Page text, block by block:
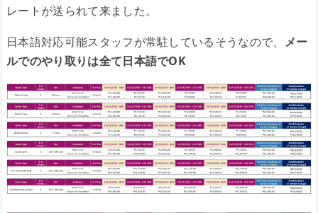
レートが送られて来ました。
日本語対応可能スタッフが常駐しているそうなので、 メー
ルでのやり取りは全て日本語でOK